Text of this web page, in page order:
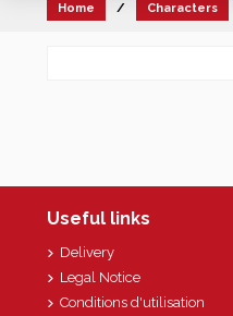
Home Characters
Useful links
Delivery
Legal Notice
Conditions d'utilisation